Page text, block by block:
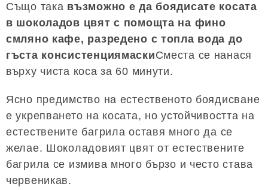
Също така възможно е да боядисате косата
в шоколадов цвят с помощта на фино
смляно кафе, разредено с топла вода до
гъста консистенциямаскиСместа се нанася
върху чиста коса за 60 минути.
Ясно предимство на естественото боядисване
е укрепването на косата, но устойчивостта на
естествените багрила оставя много да се
желае. Шоколадовият цвят от естествените
багрила се измива много бързо и често става
червеникав.